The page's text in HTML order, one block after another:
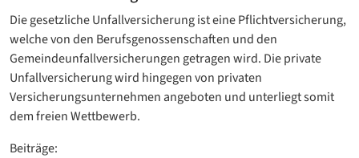
Die gesetzliche Unfallversicherung ist eine Pflichtversicherung,
welche von den Berufsgenossenschaften und den
Gemeindeunfallversicherungen getragen wird. Die private
Unfallversicherung wird hingegen von privaten
Versicherungsunternehmen angeboten und unterliegt somit
dem freien Wettbewerb.
Beiträge: